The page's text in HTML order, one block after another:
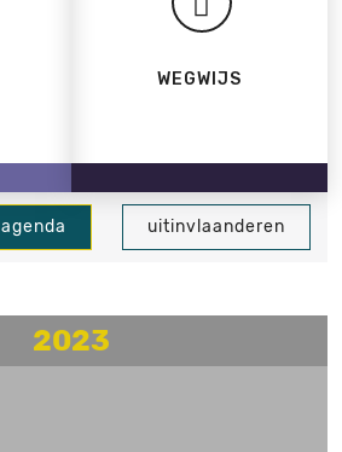
WEGWIJS
agenda uitinvlaanderen
2023